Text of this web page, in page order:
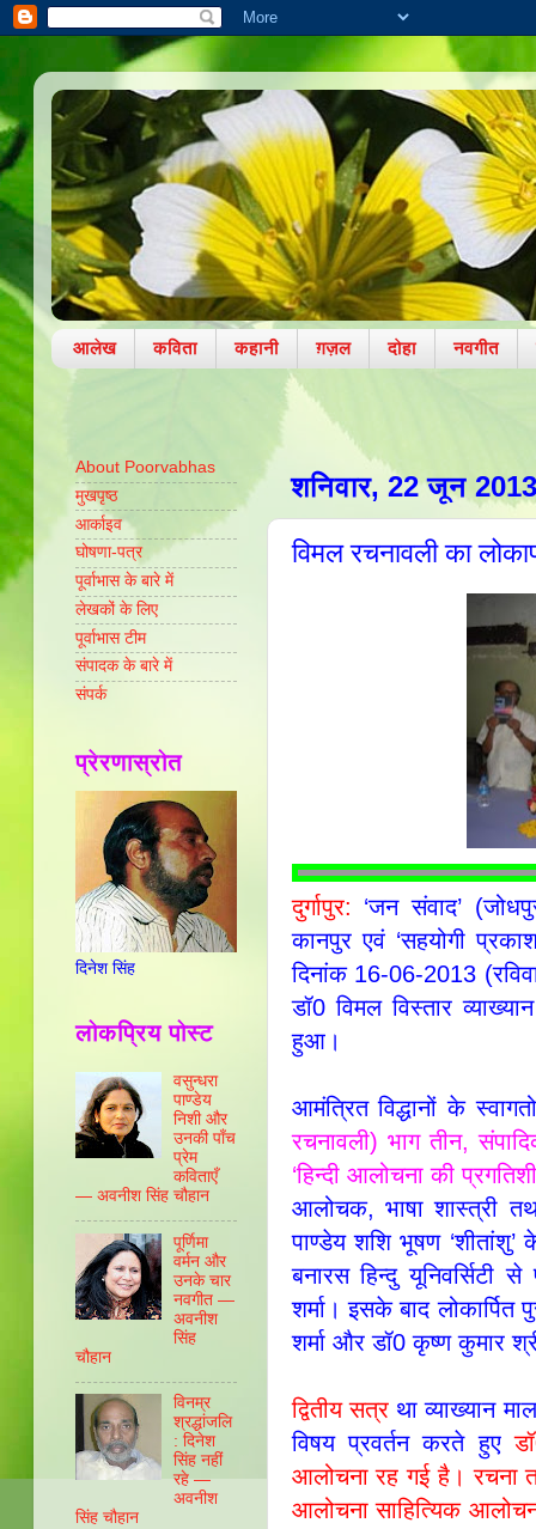
आलेख कविता कहानी ग़ज़ल दोहा नवगीत
शनिवार, 22 जून 2013
विमल रचनावली का
दुर्गापुर: ‘जन संवाद’
कानपुर एवं ‘सहयोगी
दिनांक 16-06-2013
डॉ0 विमल विस्तार
हुआ।
आमंत्रित विद्धानों के
रचनावली) भाग तीन,
‘हिन्दी आलोचना की
आलोचक, भाषा शास्त्री
पाण्डेय शशि भूषण
बनारस हिन्दु
शर्मा। इसके बाद
शर्मा और डॉ0 कृष्ण कुमार
द्वितीय सत्र था व्याख्यान
विषय प्रवर्तन करते हुए
आलोचना रह गई है। रचना
आलोचना साहित्यिक
About Poorvabhas
मुखपृष्ठ
आर्काइव
घोषणा-पत्र
पूर्वाभास के बारे में
लेखकों के लिए
पूर्वाभास टीम
संपादक के बारे में
संपर्क
प्रेरणास्रोत
दिनेश सिंह
लोकप्रिय पोस्ट
वसुन्‍धरा
पाण्‍डेय
निशी और
उनकी पाँच
प्रेम
कविताएँ
— अवनीश सिंह चौहान
पूर्णिमा
वर्मन और
उनके चार
नवगीत —
अवनीश
सिंह
चौहान
विनम्र
श्रद्धांजलि
: दिनेश
सिंह नहीं
रहे —
अवनीश
सिंह चौहान